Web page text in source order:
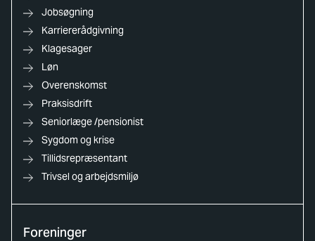
Jobsøgning
Karriererådgivning
Klagesager
Løn
Overenskomst
Praksisdrift
Seniorlæge /pensionist
Sygdom og krise
Tillidsrepræsentant
Trivsel og arbejdsmiljø
Foreninger